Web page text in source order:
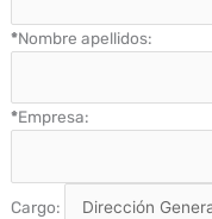
*Nombre apellidos:
*Empresa:
Cargo: